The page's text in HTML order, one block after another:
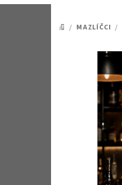
DOMŮ
/ MAZLÍČCI /